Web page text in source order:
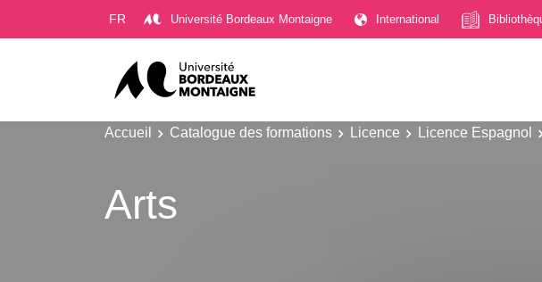
FR Université Bordeaux Montaigne International
Accueil Catalogue des formations Licence Licence Espagnol
Arts